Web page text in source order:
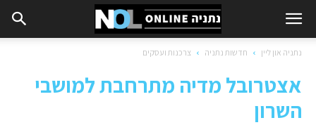
נתניה און ליין חדשות נתניה צרכנות ועסקים
אצטרובל מדיה מתרחבת למושבי
השרון